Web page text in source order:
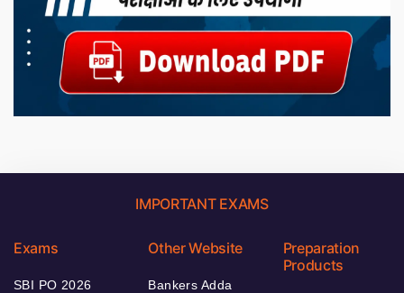
IMPORTANT EXAMS
Exams
SBI PO 2026
Other Website
Bankers Adda
Preparation
Products